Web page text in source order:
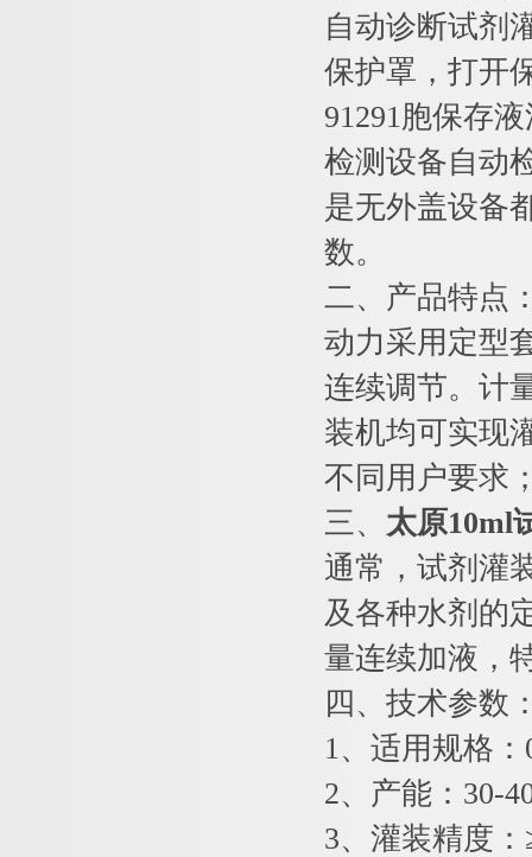
自动诊断试剂
保护罩，打开
91291胞保存
检测设备自动
是无外盖设备
数。
二、产品特点
动力采用定型
连续调节。计
装机均可实现
不同用户要求
三、 太原10ml
通常，试剂灌
及各种水剂的
量连续加液，
四、技术参数
1、适用规格
2、产能：30-
3、灌装精度：